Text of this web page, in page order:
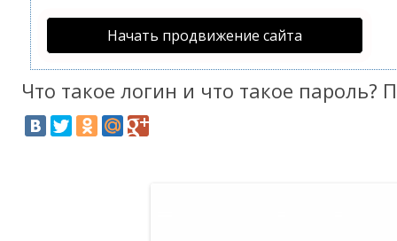
Начать продвижение сайта
Что такое логин и что такое пароль?